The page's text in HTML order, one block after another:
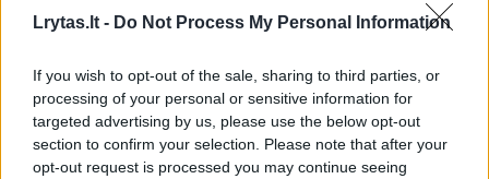
Lrytas.lt - Do Not Process My Personal Information
If you wish to opt-out of the sale, sharing to third parties, or
processing of your personal or sensitive information for
targeted advertising by us, please use the below opt-out
section to confirm your selection. Please note that after your
opt-out request is processed you may continue seeing
leidiniui „The Post“ sakė 58 metų kaimynė
Christine Doyle.